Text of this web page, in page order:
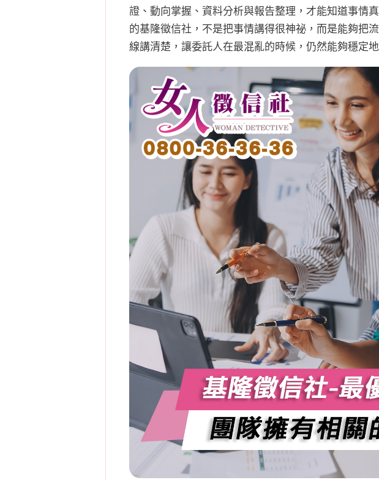
證、動向掌握、資料分析與報告整理，才能知道事情
的基隆徵信社，不是把事情講得很神祕，而是能夠把
線講清楚，讓委託人在最混亂的時候，仍然能夠穩定地